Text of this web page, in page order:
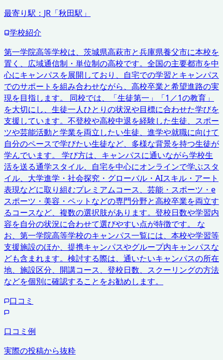
最寄り駅： JR「秋田駅」
学校紹介
第一学院高等学校は、茨城県高萩市と兵庫県養父市に本校を
置く、広域通信制・単位制の高校です。全国の主要都市を中
心にキャンパスを展開しており、自宅での学習とキャンパス
でのサポートを組み合わせながら、高校卒業と希望進路の実
現を目指します。 同校では、「生徒第一」「1／1の教育」
を大切にし、生徒一人ひとりの状況や目標に合わせた学びを
支援しています。不登校や高校中退を経験した生徒、スポー
ツや芸能活動と学業を両立したい生徒、進学や就職に向けて
自分のペースで学びたい生徒など、多様な背景を持つ生徒が
学んでいます。 学び方は、キャンパスに通いながら学校生
活を送る通学スタイル、自宅を中心にオンラインで学ぶスタ
イル、大学進学・社会探究・グローバル・AIスキル・アート
表現などに取り組むプレミアムコース、芸能・スポーツ・e
スポーツ・美容・ペットなどの専門分野と高校卒業を両立す
るコースなど、複数の選択肢があります。登校日数や学習内
容を自分の状況に合わせて選びやすい点が特徴です。 な
お、第一学院高等学校のキャンパス一覧には、本校や学習等
支援施設のほか、提携キャンパスやグループ内キャンパスな
ども含まれます。検討する際は、通いたいキャンパスの所在
地、施設区分、開講コース、登校日数、スクーリングの方法
などを個別に確認することをお勧めします。
口コミ
口コミ例
実際の投稿から抜粋